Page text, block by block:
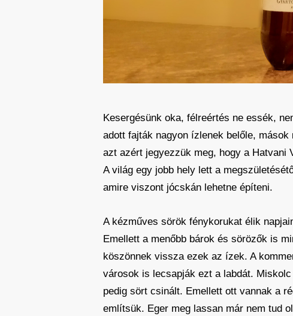
Kesergésünk oka, félreértés ne essék,
adott fajták nagyon ízlenek belőle,
azt azért jegyezzük meg, hogy a Hatvani
A világ egy jobb hely lett a
amire viszont jócskán lehetne építeni.
A kézműves sörök fénykorukat élik
Emellett a menőbb bárok és sörözők is
köszönnek vissza ezek az ízek. A
városok is lecsapják ezt a labdát.
pedig sört csinált. Emellett ott vannak a
említsük. Eger meg lassan már nem tud